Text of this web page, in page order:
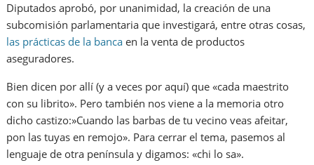
Diputados aprobó, por unanimidad, la creación de una
subcomisión parlamentaria que investigará, entre otras cosas,
las prácticas de la banca en la venta de productos
aseguradores.
Bien dicen por allí (y a veces por aquí) que «cada maestrito
con su librito». Pero también nos viene a la memoria otro
dicho castizo:»Cuando las barbas de tu vecino veas afeitar,
pon las tuyas en remojo». Para cerrar el tema, pasemos al
lenguaje de otra península y digamos: «chi lo sa».